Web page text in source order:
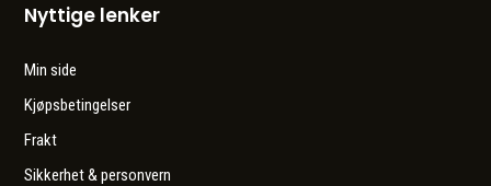
Nyttige lenker
Min side
Kjøpsbetingelser
Frakt
Sikkerhet & personvern